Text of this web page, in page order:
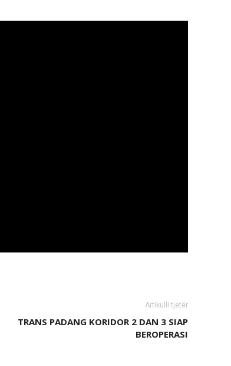
Artikulli tjetër
TRANS PADANG KORIDOR 2 DAN 3 SIAP
BEROPERASI